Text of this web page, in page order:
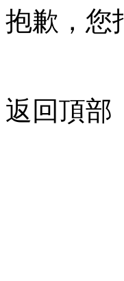
抱歉，您
返回頂部